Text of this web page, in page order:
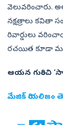
వెలువరించారు.
నక్షత్రాలు కవితా
రివార్డులు
రచయిత కూడా
ఆయన గురించి
మేజిక్ రియలిజం